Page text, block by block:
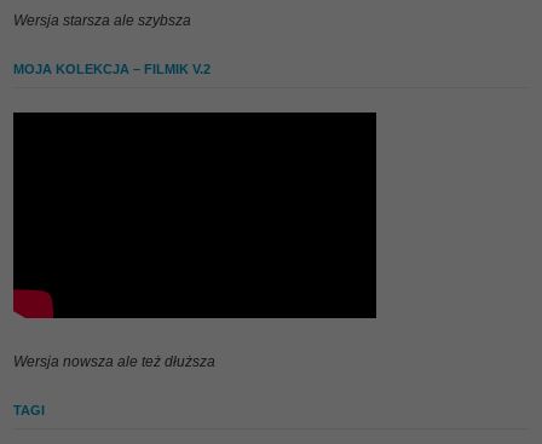
Wersja starsza ale szybsza
MOJA KOLEKCJA – FILMIK V.2
Wersja nowsza ale też dłuższa
TAGI